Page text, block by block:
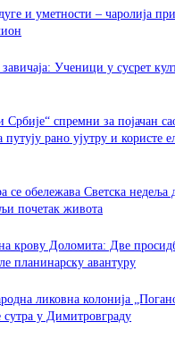
и уметности – чаролија
Ученици у сусрет
Србије“ спремни за појачан
путују рано ујутру и користе
се обележава Светска
почетак живота
крову Доломита: Две
планинарску авантуру
ликовна колонија
у Димитровграду